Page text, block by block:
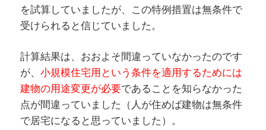
を試算していましたが、この特例措置は無条件で
受けられると信じていました。
計算結果は、おおよそ間違っていなかったのです
が、 小規模住宅用という条件を適用するためには
建物の用途変更が必要であることを知らなかった
点が間違っていました（人が住めば建物は無条件
で居宅になると思っていました）。